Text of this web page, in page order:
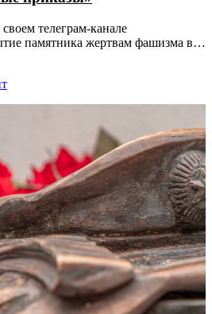
телеграм-канале
памятника жертвам фашизма в